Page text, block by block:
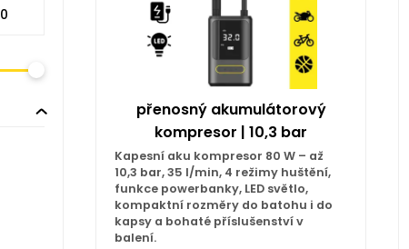
přenosný akumulátorový
kompresor | 10,3 bar
Kapesní aku kompresor 80 W – až
10,3 bar, 35 l/min, 4 režimy huštění,
funkce powerbanky, LED světlo,
kompaktní rozměry do batohu i do
kapsy a bohaté příslušenství v
balení.